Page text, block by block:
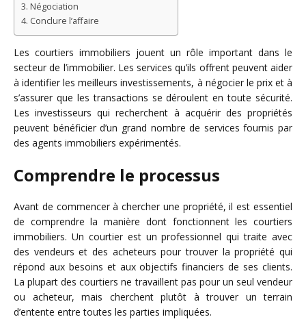
Négociation
Conclure l’affaire
Les courtiers immobiliers jouent un rôle important dans le
secteur de l’immobilier. Les services qu’ils offrent peuvent aider
à identifier les meilleurs investissements, à négocier le prix et à
s’assurer que les transactions se déroulent en toute sécurité.
Les investisseurs qui recherchent à acquérir des propriétés
peuvent bénéficier d’un grand nombre de services fournis par
des agents immobiliers expérimentés.
Comprendre le processus
Avant de commencer à chercher une propriété, il est essentiel
de comprendre la manière dont fonctionnent les courtiers
immobiliers. Un courtier est un professionnel qui traite avec
des vendeurs et des acheteurs pour trouver la propriété qui
répond aux besoins et aux objectifs financiers de ses clients.
La plupart des courtiers ne travaillent pas pour un seul vendeur
ou acheteur, mais cherchent plutôt à trouver un terrain
d’entente entre toutes les parties impliquées.